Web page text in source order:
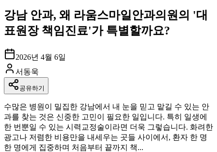
강남 안과, 왜 라움스마일안과의원의 '대
표원장 책임진료'가 특별할까요?
2026년 4월 6일
서동욱
공유하기
수많은 병원이 밀집한 강남에서 내 눈을 믿고 맡길 수 있는 안
과를 찾는 것은 신중한 고민이 필요한 일입니다. 특히 일생에
한 번뿐일 수 있는 시력교정술이라면 더욱 그렇습니다. 화려한
광고나 저렴한 비용만을 내세우는 곳들 사이에서, 환자 한 명
한 명에게 집중하며 처음부터 끝까지 책...